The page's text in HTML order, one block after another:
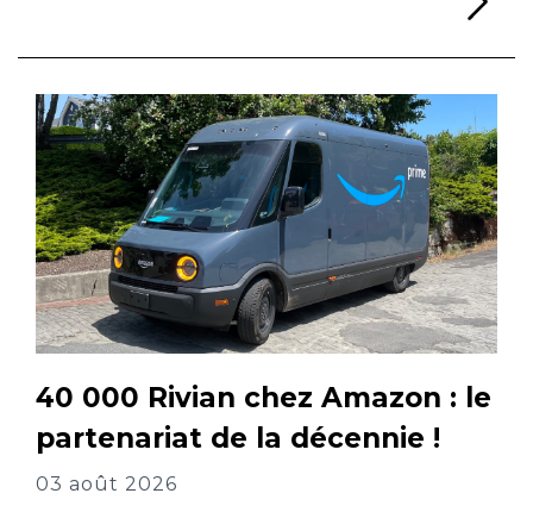
40 000 Rivian chez Amazon : le
partenariat de la décennie !
03 août 2026